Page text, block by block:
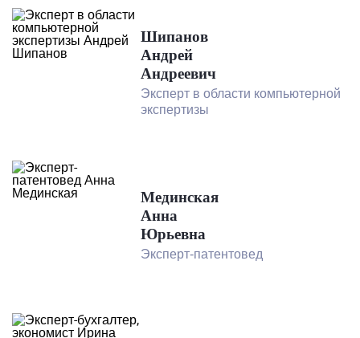
Шипанов
Андрей
Андреевич
Эксперт в области компьютерной
экспертизы
Мединская
Анна
Юрьевна
Эксперт-патентовед